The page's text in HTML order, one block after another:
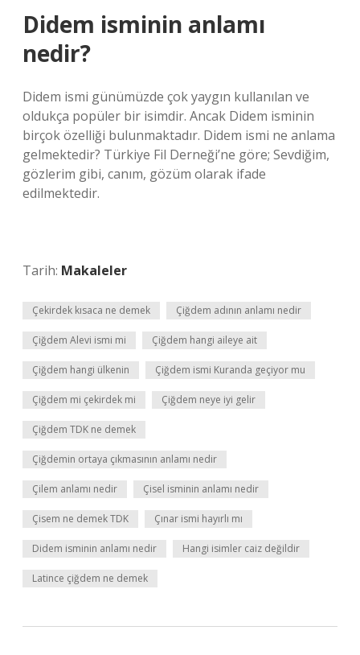
Didem isminin anlamı
nedir?
Didem ismi günümüzde çok yaygın kullanılan ve
oldukça popüler bir isimdir. Ancak Didem isminin
birçok özelliği bulunmaktadır. Didem ismi ne anlama
gelmektedir? Türkiye Fil Derneği’ne göre; Sevdiğim,
gözlerim gibi, canım, gözüm olarak ifade
edilmektedir.
Tarih: Makaleler
Çekirdek kısaca ne demek Çiğdem adının anlamı nedir
Çiğdem Alevi ismi mi Çiğdem hangi aileye ait
Çiğdem hangi ülkenin Çiğdem ismi Kuranda geçiyor mu
Çiğdem mi çekirdek mi Çiğdem neye iyi gelir
Çiğdem TDK ne demek
Çiğdemin ortaya çıkmasının anlamı nedir
Çilem anlamı nedir Çisel isminin anlamı nedir
Çisem ne demek TDK Çınar ismi hayırlı mı
Didem isminin anlamı nedir Hangi isimler caiz değildir
Latince çiğdem ne demek